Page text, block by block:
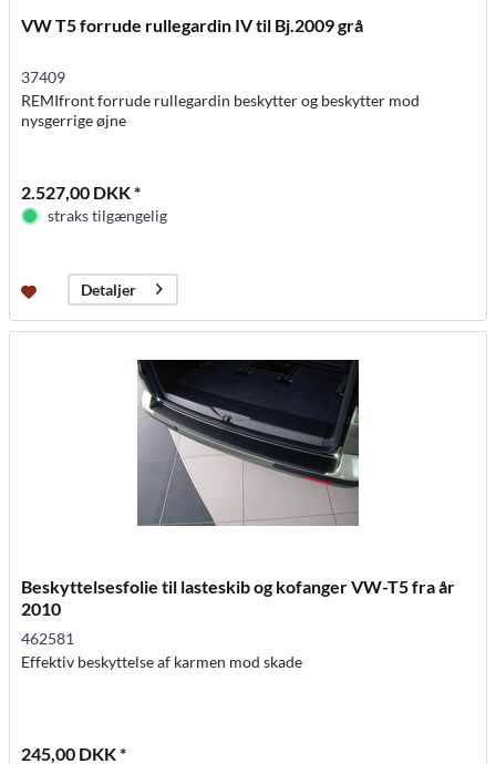
VW T5 forrude rullegardin IV til Bj.2009 grå
37409
REMIfront forrude rullegardin beskytter og beskytter mod
nysgerrige øjne
2.527,00 DKK *
straks tilgængelig
Detaljer
Beskyttelsesfolie til lasteskib og kofanger VW-T5 fra år
2010
462581
Effektiv beskyttelse af karmen mod skade
245,00 DKK *